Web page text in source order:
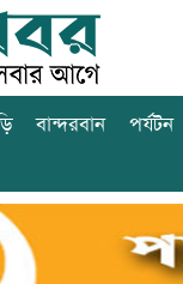
বান্দরবান পর্যটন